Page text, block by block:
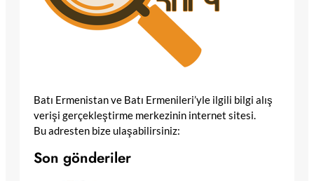
Batı Ermenistan ve Batı Ermenileri’yle ilgili bilgi alış
verişi gerçekleştirme merkezinin internet sitesi.
Bu adresten bize ulaşabilirsiniz:
Son gönderiler